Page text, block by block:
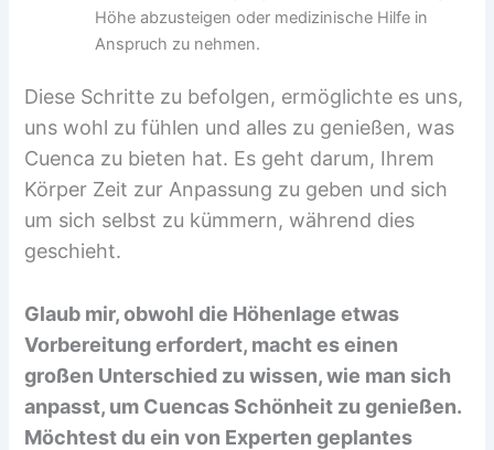
Höhe abzusteigen oder medizinische Hilfe in
Anspruch zu nehmen.
Diese Schritte zu befolgen, ermöglichte es uns,
uns wohl zu fühlen und alles zu genießen, was
Cuenca zu bieten hat. Es geht darum, Ihrem
Körper Zeit zur Anpassung zu geben und sich
um sich selbst zu kümmern, während dies
geschieht.
Glaub mir, obwohl die Höhenlage etwas
Vorbereitung erfordert, macht es einen
großen Unterschied zu wissen, wie man sich
anpasst, um Cuencas Schönheit zu genießen.
Möchtest du ein von Experten geplantes